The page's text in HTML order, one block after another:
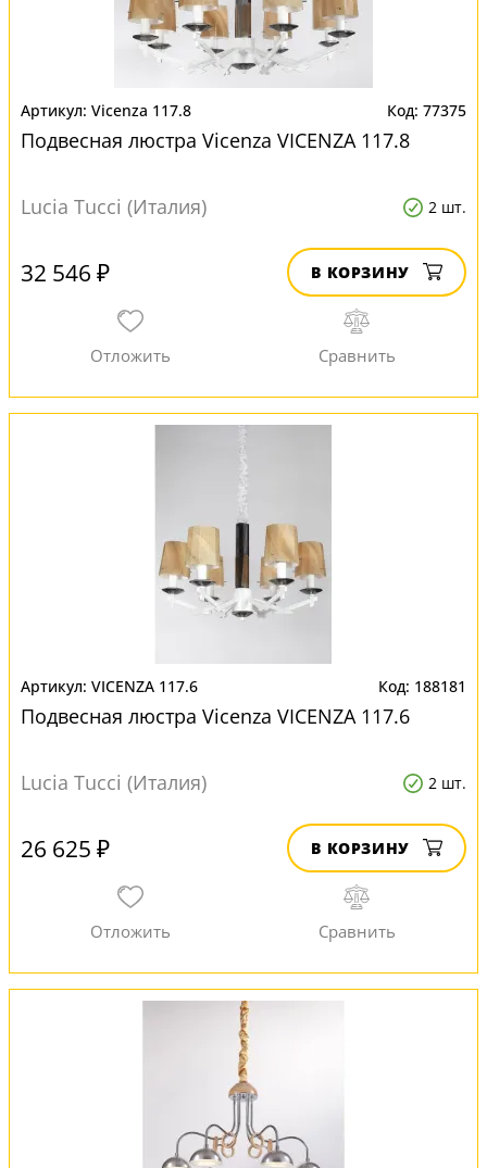
Vicenza 117.8 77375
Подвесная люстра Vicenza VICENZA 117.8
Lucia Tucci (Италия) 2 шт.
32 546 ₽ В КОРЗИНУ
VICENZA 117.6 188181
Подвесная люстра Vicenza VICENZA 117.6
Lucia Tucci (Италия) 2 шт.
26 625 ₽ В КОРЗИНУ